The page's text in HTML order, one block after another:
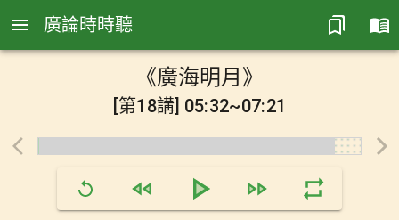
廣論時時聽
《廣海明月》
[第18講] 05:32~07:21